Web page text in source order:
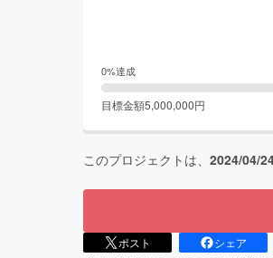
0%達成
目標金額5,000,000円
このプロジェクトは、 2024/04/
ポスト シェア